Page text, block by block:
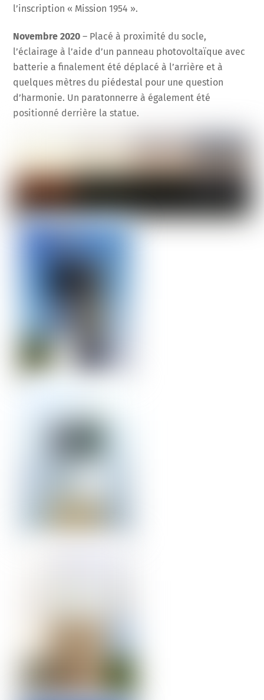
l’inscription « Mission 1954 ».
Novembre 2020 – Placé à proximité du socle,
l’éclairage à l’aide d’un panneau photovoltaïque avec
batterie a finalement été déplacé à l’arrière et à
quelques mètres du piédestal pour une question
d’harmonie. Un paratonnerre à également été
positionné derrière la statue.